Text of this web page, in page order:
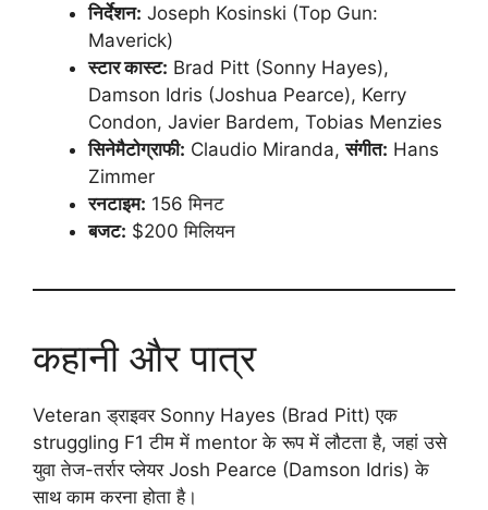
निर्देशन: Joseph Kosinski (Top Gun:
Maverick)
स्टार कास्ट: Brad Pitt (Sonny Hayes),
Damson Idris (Joshua Pearce), Kerry
Condon, Javier Bardem, Tobias Menzies
सिनेमैटोग्राफी: Claudio Miranda,संगीत: Hans
Zimmer
रनटाइम: 156 मिनट
बजट: $200 मिलियन
कहानी और पात्र
Veteran ड्राइवर Sonny Hayes (Brad Pitt) एक
struggling F1 टीम में mentor के रूप में लौटता है, जहां उसे
युवा तेज-तर्रार प्लेयर Josh Pearce (Damson Idris) के
साथ काम करना होता है।